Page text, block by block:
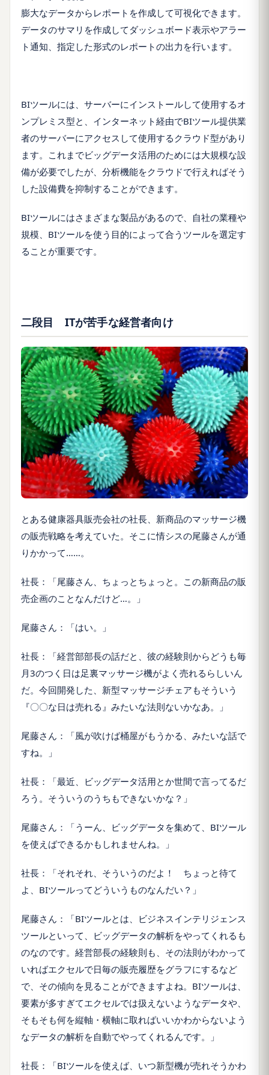
膨大なデータからレポートを作成して可視化できます。
データのサマリを作成してダッシュボード表示やアラー
ト通知、指定した形式のレポートの出力を行います。
BIツールには、サーバーにインストールして使用するオ
ンプレミス型と、インターネット経由でBIツール提供業
者のサーバーにアクセスして使用するクラウド型があり
ます。これまでビッグデータ活用のためには大規模な設
備が必要でしたが、分析機能をクラウドで行えればそう
した設備費を抑制することができます。
BIツールにはさまざまな製品があるので、自社の業種や
規模、BIツールを使う目的によって合うツールを選定す
ることが重要です。
二段目 ITが苦手な経営者向け
とある健康器具販売会社の社長、新商品のマッサージ機
の販売戦略を考えていた。そこに情シスの尾藤さんが通
りかかって……。
社長：「尾藤さん、ちょっとちょっと。この新商品の販
売企画のことなんだけど…。」
尾藤さん：「はい。」
社長：「経営部部長の話だと、彼の経験則からどうも毎
月3のつく日は足裏マッサージ機がよく売れるらしいん
だ。今回開発した、新型マッサージチェアもそういう
『〇〇な日は売れる』みたいな法則ないかなあ。」
尾藤さん：「風が吹けば桶屋がもうかる、みたいな話で
すね。」
社長：「最近、ビッグデータ活用とか世間で言ってるだ
ろう。そういうのうちもできないかな？」
尾藤さん：「うーん、ビッグデータを集めて、BIツール
を使えばできるかもしれませんね。」
社長：「それそれ、そういうのだよ！ ちょっと待て
よ、BIツールってどういうものなんだい？」
尾藤さん：「BIツールとは、ビジネスインテリジェンス
ツールといって、ビッグデータの解析をやってくれるも
のなのです。経営部長の経験則も、その法則がわかって
いればエクセルで日毎の販売履歴をグラフにするなど
で、その傾向を見ることができますよね。BIツールは、
要素が多すぎてエクセルでは扱えないようなデータや、
そもそも何を縦軸・横軸に取ればいいかわからないよう
なデータの解析を自動でやってくれるんです。」
社長：「BIツールを使えば、いつ新型機が売れそうかわ